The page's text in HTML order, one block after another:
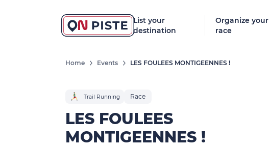
List your
destination
Organize your
race
Home Events LES FOULEES MONTIGEENNES !
Trail Running Race
LES FOULEES
MONTIGEENNES !